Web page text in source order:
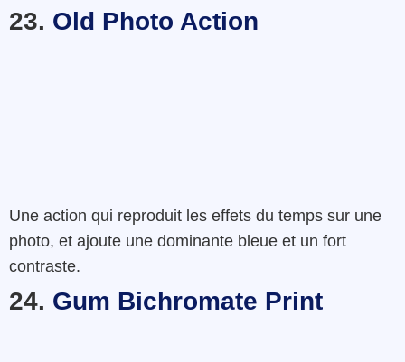
23. Old Photo Action
Une action qui reproduit les effets du temps sur une
photo, et ajoute une dominante bleue et un fort
contraste.
24. Gum Bichromate Print